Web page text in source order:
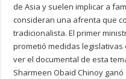
de Asia y suelen implicar a
consideran una afrenta que
tradicionalista. El primer
prometió medidas legislativas
ver el documental de esta
Sharmeen Obaid Chinoy